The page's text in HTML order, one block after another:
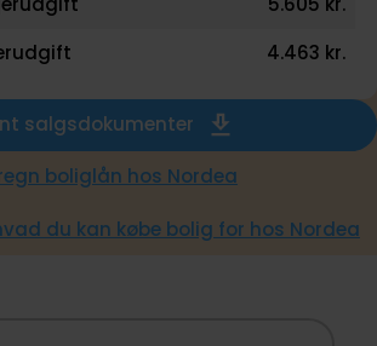
4.463 kr.
salgsdokumenter
boliglån hos Nordea
du kan købe bolig for hos Nordea